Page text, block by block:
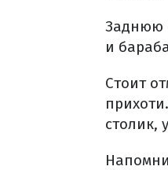
Заднюю
и
Стоит
столик,